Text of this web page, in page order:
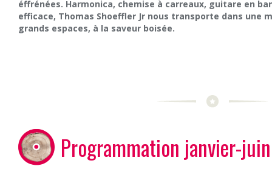
éffrénées. Harmonica, chemise à carreaux, guitare en
efficace, Thomas Shoeffler Jr nous transporte dans une
grands espaces, à la saveur boisée.
Programmation janvier-